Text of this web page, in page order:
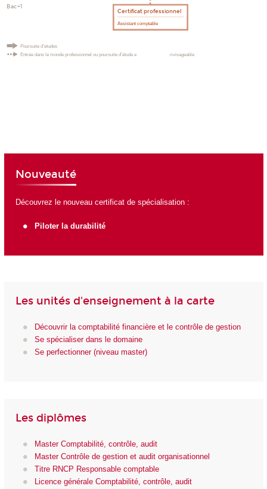
Poursuite d’études
Entrée dans le monde professionnel ou poursuite d’étude e
nvisageable
Bac+1
Assistant comptable
Certificat professionnel
Nouveauté
Découvrez le nouveau certificat de spécialisation :
Piloter la durabilité
Les unités d'enseignement à la carte
Découvrir la comptabilité financière et le contrôle de gestion
Se spécialiser dans le domaine
Se perfectionner (niveau master)
Les diplômes
Master Comptabilité, contrôle, audit
Master Contrôle de gestion et audit organisationnel
Titre RNCP Responsable comptable
Licence générale Comptabilité, contrôle, audit